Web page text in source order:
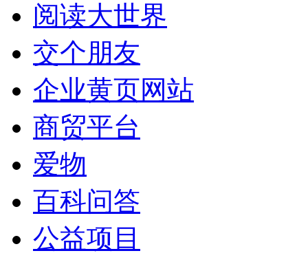
阅读大世界
交个朋友
企业黄页网站
商贸平台
爱物
百科问答
公益项目